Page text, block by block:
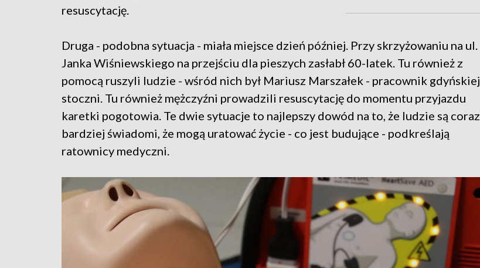
resuscytację.
Druga - podobna sytuacja - miała miejsce dzień później. Przy skrzyżowaniu na ul.
Janka Wiśniewskiego na przejściu dla pieszych zasłabł 60-latek. Tu również z
pomocą ruszyli ludzie - wśród nich był Mariusz Marszałek - pracownik gdyńskiej
stoczni. Tu również mężczyźni prowadzili resuscytację do momentu przyjazdu
karetki pogotowia. Te dwie sytuacje to najlepszy dowód na to, że ludzie są coraz
bardziej świadomi, że mogą uratować życie - co jest budujące - podkreślają
ratownicy medyczni.